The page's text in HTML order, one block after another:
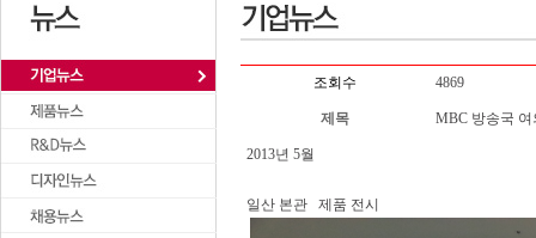
조회수 4869
제목 MBC 방송국
2013년 5월
일산 본관 제품 전시